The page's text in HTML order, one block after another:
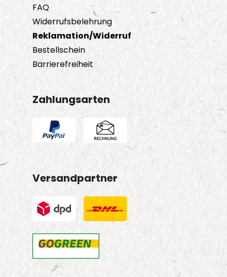
FAQ
Widerrufsbelehrung
Reklamation/Widerruf
Bestellschein
Barrierefreiheit
Zahlungsarten
Versandpartner